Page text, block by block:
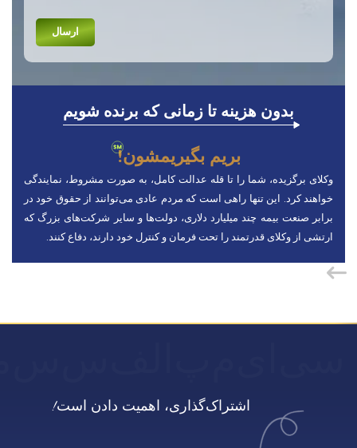
بدون هزینه تا زمانی که برنده شویم
بریم بگیریمشون!
وکلای برگزیده، شما را تا قله عدالت کامل، به صورت مشروط، نمایندگی
خواهند کرد. این تنها راهی است که مردم عادی می‌توانند از حقوق خود در
برابر صنعت بیمه چند میلیارد دلاری، دولت‌ها و سایر شرکت‌های بزرگ که
ارتشی از وکلای قدرتمند را تحت فرمان و کنترل خود دارند، دفاع کنند.
اشتراک‌گذاری، اهمیت دادن است!